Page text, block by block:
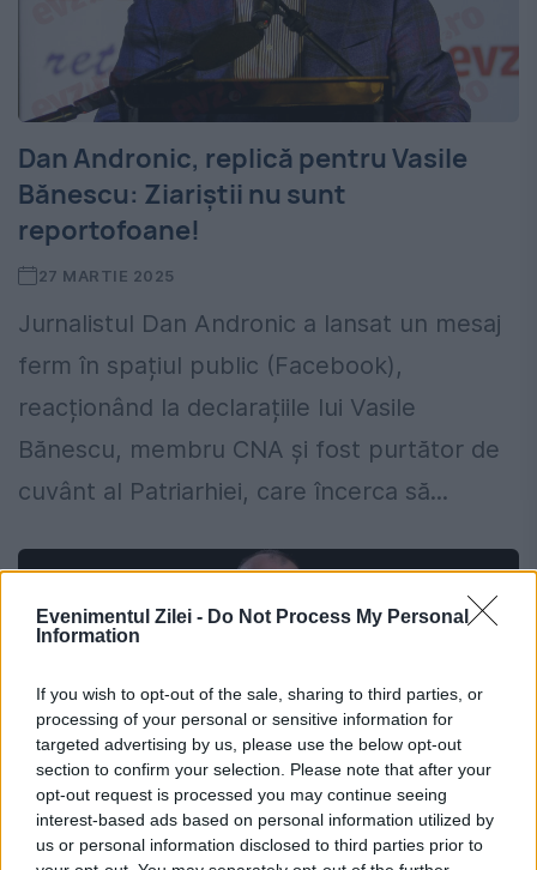
Evenimentul Zilei - Do Not Process My Personal
Information
If you wish to opt-out of the sale, sharing to third parties, or
processing of your personal or sensitive information for
targeted advertising by us, please use the below opt-out
section to confirm your selection. Please note that after your
opt-out request is processed you may continue seeing
interest-based ads based on personal information utilized by
us or personal information disclosed to third parties prior to
Dan Andronic, replică pentru Vasile
Bănescu: Ziariștii nu sunt
reportofoane!
27 MARTIE 2025
Jurnalistul Dan Andronic a lansat un mesaj
ferm în spațiul public (Facebook),
reacționând la declarațiile lui Vasile
Bănescu, membru CNA și fost purtător de
cuvânt al Patriarhiei, care încerca să...